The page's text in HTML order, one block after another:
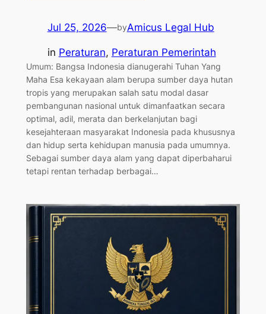
Jul 25, 2026—byAmicus Legal Hub
in Peraturan, Peraturan Pemerintah
Umum: Bangsa Indonesia dianugerahi Tuhan Yang
Maha Esa kekayaan alam berupa sumber daya hutan
tropis yang merupakan salah satu modal dasar
pembangunan nasional untuk dimanfaatkan secara
optimal, adil, merata dan berkelanjutan bagi
kesejahteraan masyarakat Indonesia pada khususnya
dan hidup serta kehidupan manusia pada umumnya.
Sebagai sumber daya alam yang dapat diperbaharui
tetapi rentan terhadap berbagai…